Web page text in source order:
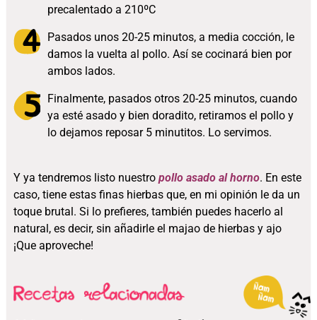
precalentado a 210ºC
Pasados unos 20-25 minutos, a media cocción, le
damos la vuelta al pollo. Así se cocinará bien por
ambos lados.
Finalmente, pasados otros 20-25 minutos, cuando
ya esté asado y bien doradito, retiramos el pollo y
lo dejamos reposar 5 minutitos. Lo servimos.
Y ya tendremos listo nuestro pollo asado al horno. En este
caso, tiene estas finas hierbas que, en mi opinión le da un
toque brutal. Si lo prefieres, también puedes hacerlo al
natural, es decir, sin añadirle el majao de hierbas y ajo
¡Que aproveche!